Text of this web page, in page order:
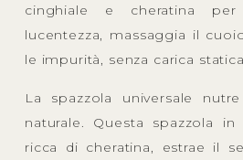
cinghiale e cheratina per
lucentezza, massaggia il
le impurità, senza carica
La spazzola universale
naturale. Questa spazzola
ricca di cheratina, estrae il